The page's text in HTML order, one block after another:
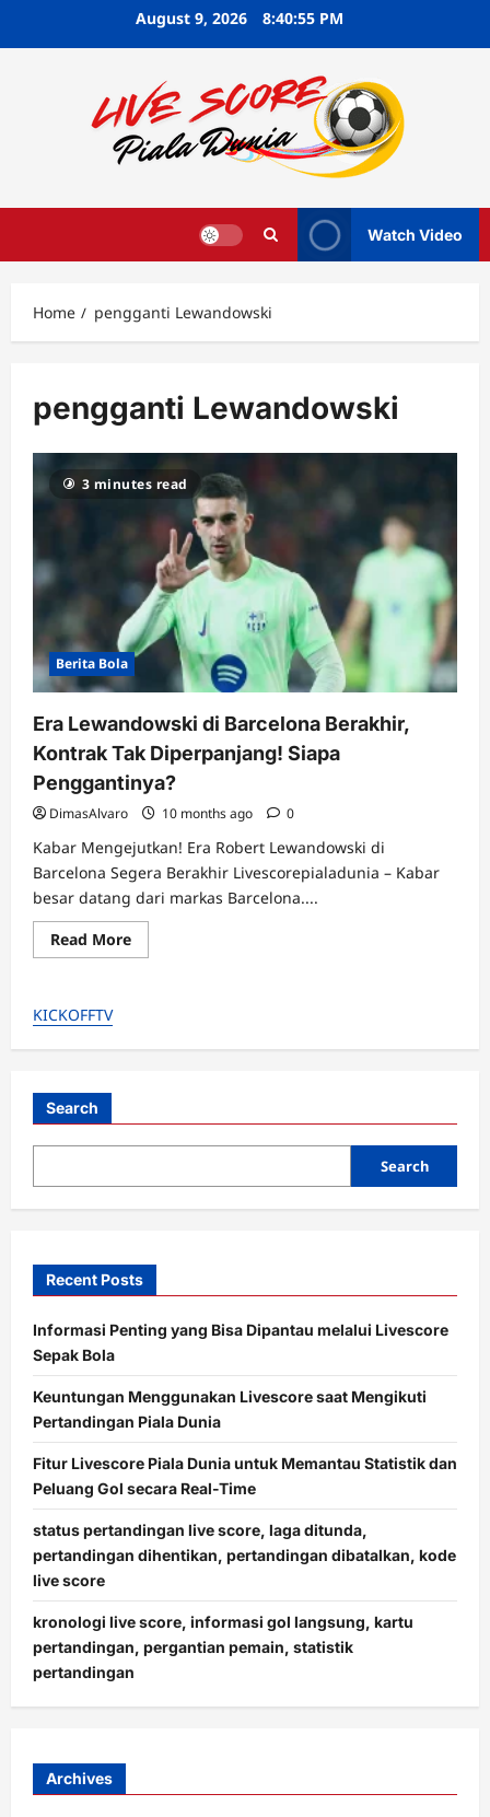
August 9, 2026 8:40:55 PM
Watch Video
Home pengganti Lewandowski
pengganti Lewandowski
3 minutes read
Berita Bola
Era Lewandowski di Barcelona Berakhir,
Kontrak Tak Diperpanjang! Siapa
Penggantinya?
DimasAlvaro 10 months ago 0
Kabar Mengejutkan! Era Robert Lewandowski di
Barcelona Segera Berakhir Livescorepialadunia – Kabar
besar datang dari markas Barcelona....
Read MoreRead
more
Berakhir,
Penggantinya?
KICKOFFTV
Search
Search
Recent Posts
Informasi Penting yang Bisa Dipantau melalui Livescore
Sepak Bola
Keuntungan Menggunakan Livescore saat Mengikuti
Pertandingan Piala Dunia
Fitur Livescore Piala Dunia untuk Memantau Statistik dan
Peluang Gol secara Real-Time
status pertandingan live score, laga ditunda,
pertandingan dihentikan, pertandingan dibatalkan, kode
live score
kronologi live score, informasi gol langsung, kartu
pertandingan, pergantian pemain, statistik
pertandingan
Archives